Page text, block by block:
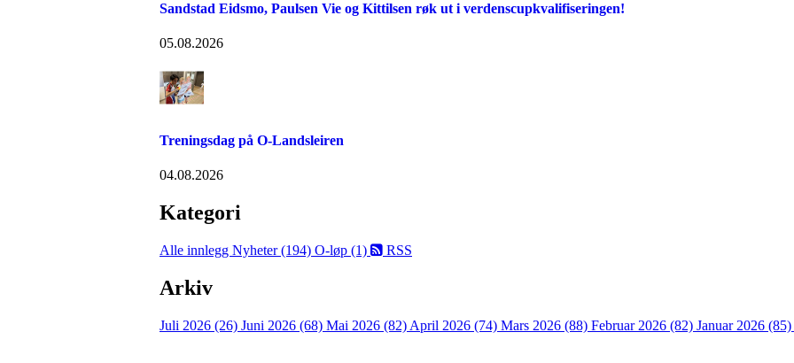
Sandstad Eidsmo, Paulsen Vie og Kittilsen røk ut i verdenscupkvalifiseringen!
05.08.2026
Treningsdag på O-Landsleiren
04.08.2026
Kategori
Alle innlegg Nyheter (194) O-løp (1) RSS
Arkiv
Juli 2026 (26) Juni 2026 (68) Mai 2026 (82) April 2026 (74) Mars 2026 (88) Februar 2026 (82) Januar 2026 (85)